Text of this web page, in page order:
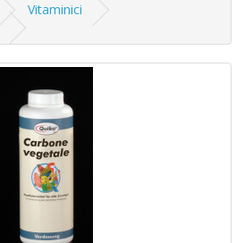
Vitaminici